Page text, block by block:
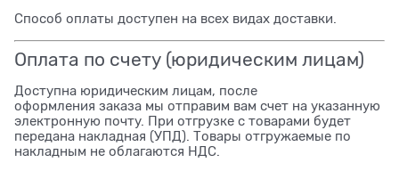
Способ оплаты доступен на всех видах доставки.
Оплата по счету (юридическим лицам)
Доступна юридическим лицам, после
оформления заказа мы отправим вам счет на указанную
электронную почту. При отгрузке с товарами будет
передана накладная (УПД). Товары отгружаемые по
накладным не облагаются НДС.